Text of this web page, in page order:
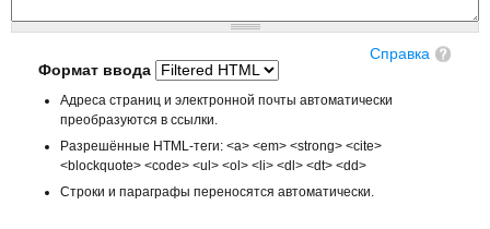
Справка
Формат ввода
Адреса страниц и электронной почты автоматически
преобразуются в ссылки.
Разрешённые HTML-теги: <a> <em> <strong> <cite>
<blockquote> <code> <ul> <ol> <li> <dl> <dt> <dd>
Строки и параграфы переносятся автоматически.